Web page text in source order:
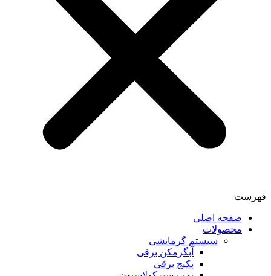
فهرست
صفحه اصلی
محصولات
سیستم گرمایشی
آبگرمکن برقی
پکیج برقی